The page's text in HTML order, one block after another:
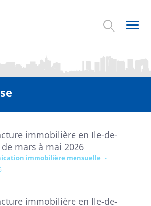
immobilière en Ile-de-
de mars à mai 2026
immobilière mensuelle
immobilière en Ile-de-